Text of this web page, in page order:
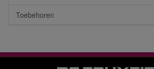
Toebehoren